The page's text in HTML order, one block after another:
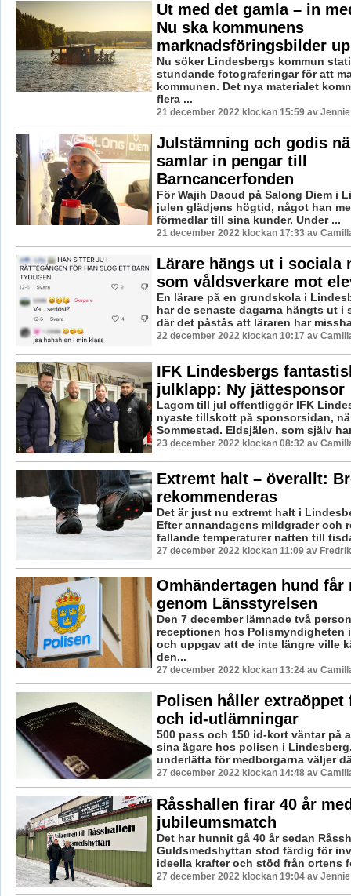
Ut med det gamla – in
Nu ska kommunens
marknadsföringsbilder
Nu söker Lindesbergs kommun
stundande fotograferingar för att
kommunen. Det nya materialet
flera ...
21 december 2022 klockan 15:59 av
Julstämning och godis
samlar in pengar till
Barncancerfonden
För Wajih Daoud på Salong Diem i
julen glädjens högtid, något han
förmedlar till sina kunder. Under ...
21 december 2022 klockan 17:33 av
Lärare hängs ut i sociala
som våldsverkare mot
En lärare på en grundskola i
har de senaste dagarna hängts ut i
där det påstås att läraren har
22 december 2022 klockan 10:17 av
IFK Lindesbergs
julklapp: Ny jättesponsor
Lagom till jul offentliggör IFK
nyaste tillskott på sponsorsidan,
Sommestad. Eldsjälen, som själv
23 december 2022 klockan 08:32 av
Extremt halt – överallt:
rekommenderas
Det är just nu extremt halt i
Efter annandagens mildgrader och
fallande temperaturer natten till
27 december 2022 klockan 11:09 av
Omhändertagen hund får
genom Länsstyrelsen
Den 7 december lämnade två
receptionen hos Polismyndigheten
och uppgav att de inte längre ville
den...
27 december 2022 klockan 13:24 av
Polisen håller extraöppet
och id-utlämningar
500 pass och 150 id-kort väntar på
sina ägare hos polisen i
underlätta för medborgarna väljer
27 december 2022 klockan 14:48 av
Råsshallen firar 40 år
jubileumsmatch
Det har hunnit gå 40 år sedan
Guldsmedshyttan stod färdig för
ideella krafter och stöd från ortens
27 december 2022 klockan 19:04 av